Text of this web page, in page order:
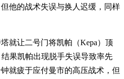
他的战术失误与换人迟缓，同样
就让二号门将凯帕（Kepa）顶
果凯帕出现脱手失误导致率先
就疲于应付曼市的高压战术，但